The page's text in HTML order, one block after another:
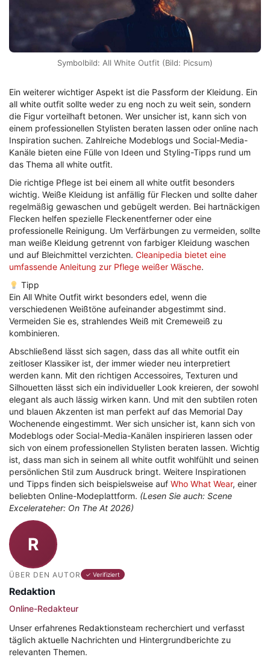
Symbolbild: All White Outfit (Bild: Picsum)
Ein weiterer wichtiger Aspekt ist die Passform der Kleidung. Ein
all white outfit sollte weder zu eng noch zu weit sein, sondern
die Figur vorteilhaft betonen. Wer unsicher ist, kann sich von
einem professionellen Stylisten beraten lassen oder online nach
Inspiration suchen. Zahlreiche Modeblogs und Social-Media-
Kanäle bieten eine Fülle von Ideen und Styling-Tipps rund um
das Thema all white outfit.
Die richtige Pflege ist bei einem all white outfit besonders
wichtig. Weiße Kleidung ist anfällig für Flecken und sollte daher
regelmäßig gewaschen und gebügelt werden. Bei hartnäckigen
Flecken helfen spezielle Fleckenentferner oder eine
professionelle Reinigung. Um Verfärbungen zu vermeiden, sollte
man weiße Kleidung getrennt von farbiger Kleidung waschen
und auf Bleichmittel verzichten. Cleanipedia bietet eine
umfassende Anleitung zur Pflege weißer Wäsche.
Tipp
Ein All White Outfit wirkt besonders edel, wenn die
verschiedenen Weißtöne aufeinander abgestimmt sind.
Vermeiden Sie es, strahlendes Weiß mit Cremeweiß zu
kombinieren.
Abschließend lässt sich sagen, dass das all white outfit ein
zeitloser Klassiker ist, der immer wieder neu interpretiert
werden kann. Mit den richtigen Accessoires, Texturen und
Silhouetten lässt sich ein individueller Look kreieren, der sowohl
elegant als auch lässig wirken kann. Und mit den subtilen roten
und blauen Akzenten ist man perfekt auf das Memorial Day
Wochenende eingestimmt. Wer sich unsicher ist, kann sich von
Modeblogs oder Social-Media-Kanälen inspirieren lassen oder
sich von einem professionellen Stylisten beraten lassen. Wichtig
ist, dass man sich in seinem all white outfit wohlfühlt und seinen
persönlichen Stil zum Ausdruck bringt. Weitere Inspirationen
und Tipps finden sich beispielsweise auf Who What Wear, einer
beliebten Online-Modeplattform. (Lesen Sie auch: Scene
Excelerateher: On The At 2026)
R
ÜBER DEN AUTOR ✓ Verifiziert
Redaktion
Online-Redakteur
Unser erfahrenes Redaktionsteam recherchiert und verfasst
täglich aktuelle Nachrichten und Hintergrundberichte zu
relevanten Themen.